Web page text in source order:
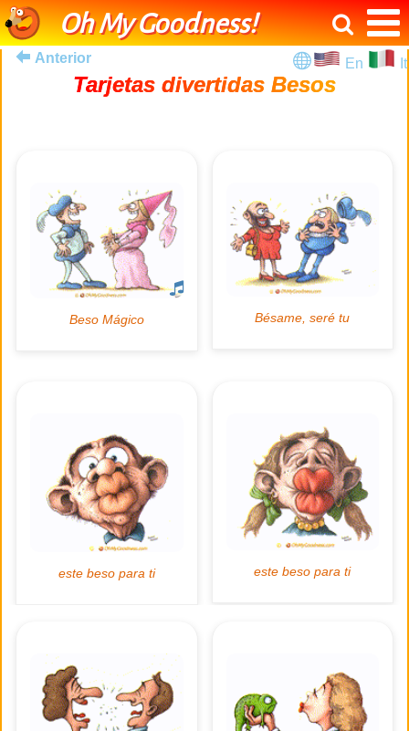
Oh My Goodness!
Anterior En It
Tarjetas divertidas Besos